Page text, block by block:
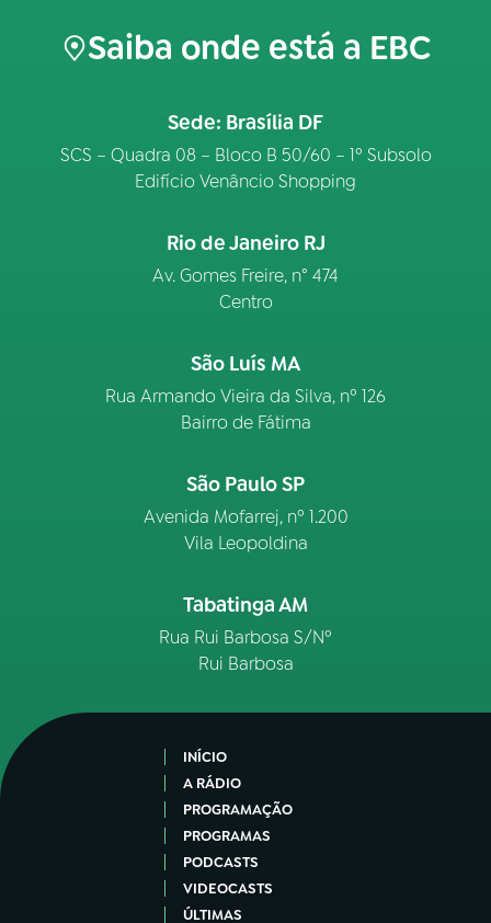
Saiba onde está a EBC
Sede: Brasília DF
SCS – Quadra 08 – Bloco B 50/60 – 1º Subsolo
Edifício Venâncio Shopping
Rio de Janeiro RJ
Av. Gomes Freire, n° 474
Centro
São Luís MA
Rua Armando Vieira da Silva, nº 126
Bairro de Fátima
São Paulo SP
Avenida Mofarrej, nº 1.200
Vila Leopoldina
Tabatinga AM
Rua Rui Barbosa S/Nº
Rui Barbosa
INÍCIO
A RÁDIO
PROGRAMAÇÃO
PROGRAMAS
PODCASTS
VIDEOCASTS
ÚLTIMAS